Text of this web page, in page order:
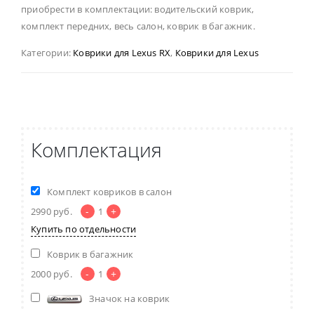
приобрести в комплектации: водительский коврик,
комплект передних, весь салон, коврик в багажник.
Категории: Коврики для Lexus RX, Коврики для Lexus
Комплектация
Комплект ковриков в салон
2990 руб. - 1 +
Купить по отдельности
Коврик в багажник
2000 руб. - 1 +
Значок на коврик